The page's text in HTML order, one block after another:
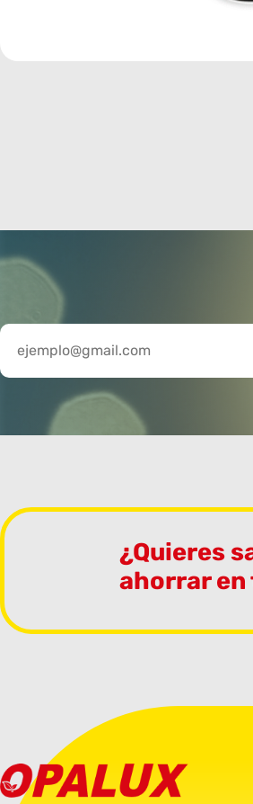
¿Quieres
ahorrar en